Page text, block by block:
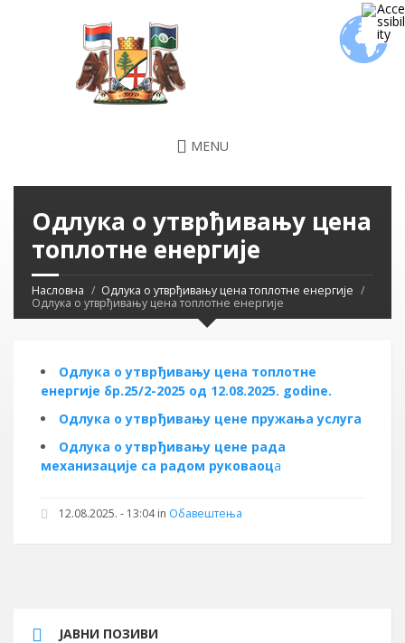
MENU
Одлука о утврђивању цена
топлотне енергије
Насловна
Одлука о утврђивању цена топлотне енергије
Одлука о утврђивању цена топлотне енергије
Одлука о утврђивању цена топлотне
енергије бр.25/2-2025 од 12.08.2025. godine.
Одлука о утврђивању цене пружања услуга
Одлука о утврђивању цене рада
механизације са радом руковаоца
12.08.2025. - 13:04 in Обавештења
ЈАВНИ ПОЗИВИ